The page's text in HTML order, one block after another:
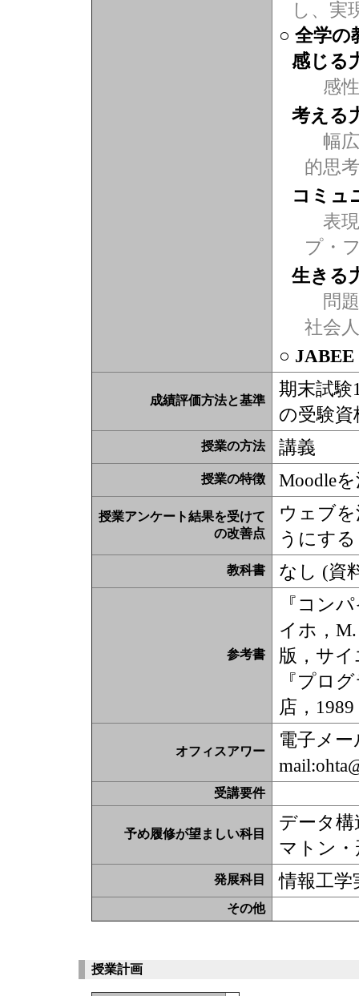
し、実
○ 全学の
感じる
感性
考える
幅
的思
コミュ
表現
プ・
生きる
問題
社会
○
成績評価方法と基準
期末試験
の受験資
授業の方法 講義
授業の特徴 Moodle
授業アンケート結果を受けて
の改善点
ウェブ
うにす
教科書 なし (資
参考書
『コン
イホ，
版，サイ
『プロ
店，1989
オフィスアワー
電子メ
受講要件
予め履修が望ましい科目
データ
マトン・
発展科目 情報工学
その他
授業計画